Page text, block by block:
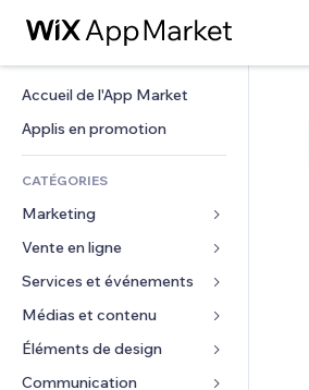
Accueil de l'App Market
Applis en promotion
CATÉGORIES
Marketing
Publicités
Mobile
Données analytiques
Réseaux sociaux
Vente en ligne
Applis pour les boutiques
Expédition et livraison
Boutons Vente
Services et événements
Hôtels
Événements
Restaurants
Médias et contenu
Galerie
Musique
Éléments de design
Cartes et navigation